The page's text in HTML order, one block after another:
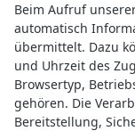
Beim Aufruf
automatisch
übermittelt. Dazu
und Uhrzeit des
Browsertyp,
gehören. Die
Bereitstellung,